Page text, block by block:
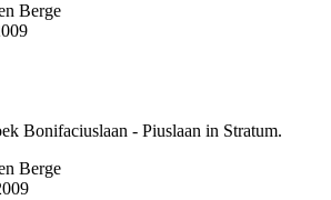
Berge
Bonifaciuslaan - Piuslaan in Stratum.
Berge